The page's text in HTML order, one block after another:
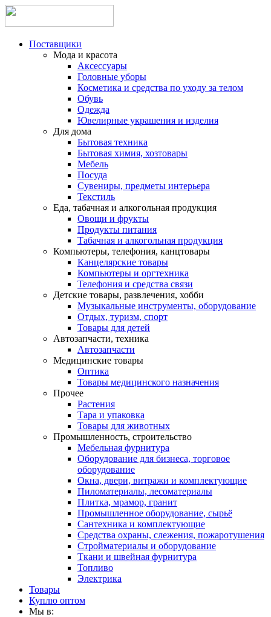
Поставщики
Мода и красота
Аксессуары
Головные уборы
Косметика и средства по уходу за телом
Обувь
Одежда
Ювелирные украшения и изделия
Для дома
Бытовая техника
Бытовая химия, хозтовары
Мебель
Посуда
Сувениры, предметы интерьера
Текстиль
Еда, табачная и алкогольная продукция
Овощи и фрукты
Продукты питания
Табачная и алкогольная продукция
Компьютеры, телефония, канцтовары
Канцелярские товары
Компьютеры и оргтехника
Телефония и средства связи
Детские товары, развлечения, хобби
Музыкальные инструменты, оборудование
Отдых, туризм, спорт
Товары для детей
Автозапчасти, техника
Автозапчасти
Медицинские товары
Оптика
Товары медицинского назначения
Прочее
Растения
Тара и упаковка
Товары для животных
Промышленность, строительство
Мебельная фурнитура
Оборудование для бизнеса, торговое
оборудование
Окна, двери, витражи и комплектующие
Пиломатериалы, лесоматериалы
Плитка, мрамор, гранит
Промышленное оборудование, сырьё
Сантехника и комплектующие
Средства охраны, слежения, пожаротушения
Стройматериалы и оборудование
Ткани и швейная фурнитура
Топливо
Электрика
Товары
Куплю оптом
Мы в: